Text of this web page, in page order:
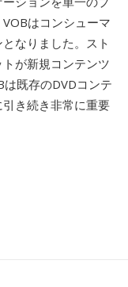
はコンシューマ
なりました。スト
が新規コンテンツ
既存のDVDコンテ
き続き非常に重要